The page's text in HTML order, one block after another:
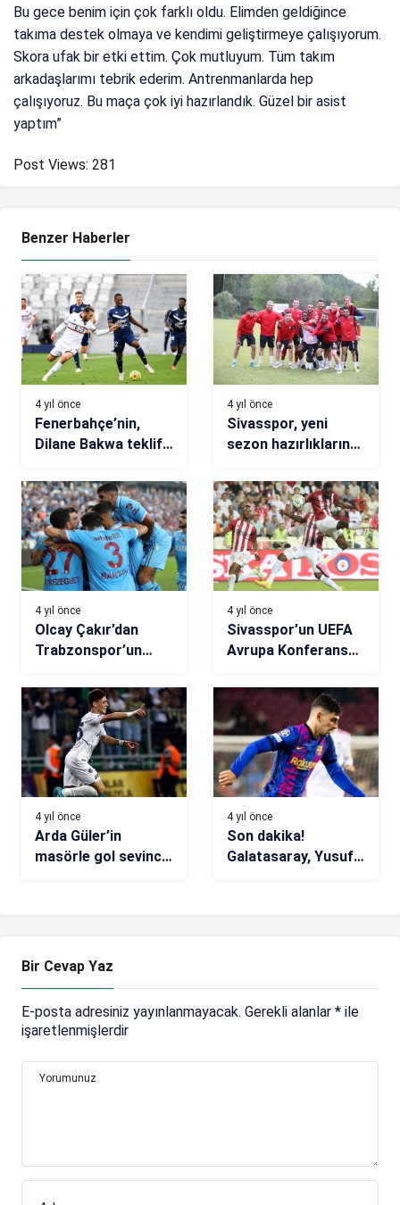
Bu gece benim için çok farklı oldu. Elimden geldiğince
takıma destek olmaya ve kendimi geliştirmeye çalışıyorum.
Skora ufak bir etki ettim. Çok mutluyum. Tüm takım
arkadaşlarımı tebrik ederim. Antrenmanlarda hep
çalışıyoruz. Bu maça çok iyi hazırlandık. Güzel bir asist
yaptım”
Post Views: 281
Benzer Haberler
4 yıl önce
Fenerbahçe’nin,
Dilane Bakwa teklifi
4 yıl önce
Sivasspor, yeni
sezon hazırlıklarına
4 yıl önce
Olcay Çakır’dan
Trabzonspor’un
değerlendirme:
Rekor kırabilir!
4 yıl önce
Sivasspor’un UEFA
Avrupa Konferans
tanıyalım
4 yıl önce
Arda Güler’in
masörle gol sevinci
4 yıl önce
Son dakika!
Galatasaray, Yusuf
Bir Cevap Yaz
E-posta adresiniz yayınlanmayacak. Gerekli alanlar * ile
işaretlenmişlerdir
Yorumunuz